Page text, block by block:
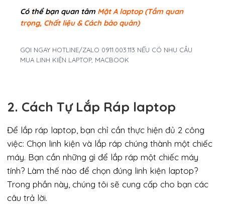
Có thể bạn quan tâm Mặt A laptop (Tầm quan
trọng, Chất liệu & Cách bảo quản)
GỌI NGAY HOTLINE/ZALO 0911.003.113 NẾU CÓ NHU CẦU
MUA LINH KIỆN LAPTOP, MACBOOK
2. Cách Tự Lắp Ráp laptop
Để lắp ráp laptop, bạn chỉ cần thực hiện đủ 2 công
việc: Chọn linh kiện và lắp ráp chúng thành một chiếc
máy. Bạn cần những gì để lắp ráp một chiếc máy
tính? Làm thế nào để chọn đúng linh kiện laptop?
Trong phần này, chúng tôi sẽ cung cấp cho bạn các
câu trả lời.